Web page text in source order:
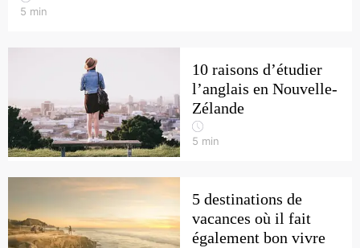
5 min
10 raisons d’étudier
l’anglais en Nouvelle-
Zélande
5 min
5 destinations de
vacances où il fait
également bon vivre